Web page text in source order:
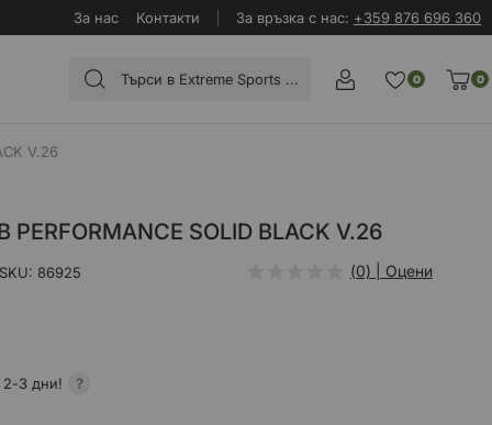
За нас Контакти За връзка с нас: +359 876 696 360
0
0
V.26
SOLID BLACK V.26
86925 (0) | Оцени
2-3 дни!